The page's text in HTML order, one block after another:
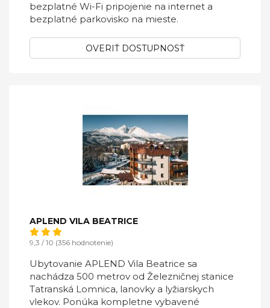
bezplatné Wi-Fi pripojenie na internet a
bezplatné parkovisko na mieste.
OVERIŤ DOSTUPNOSŤ
APLEND VILA BEATRICE
9,3 / 10 (356 hodnotenie)
Ubytovanie APLEND Vila Beatrice sa
nachádza 500 metrov od Železničnej stanice
Tatranská Lomnica, lanovky a lyžiarskych
vlekov. Ponúka kompletne vybavené